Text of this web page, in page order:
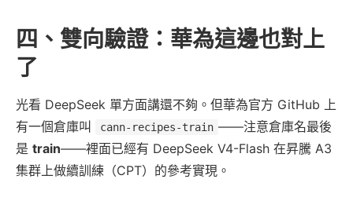
四、雙向驗證：華為這邊也對上
了
光看 DeepSeek 單方面講還不夠。但華為官方 GitHub 上
有一個倉庫叫
cann-recipes-train ——注意倉庫名最後
是 train——裡面已經有 DeepSeek V4-Flash 在昇騰 A3
集群上做續訓練（CPT）的參考實現。